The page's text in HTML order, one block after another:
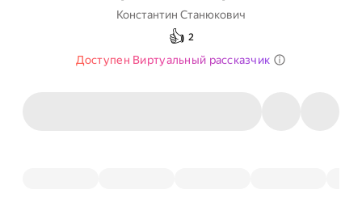
Константин Станюкович
👍 2
Доступен Виртуальный рассказчик